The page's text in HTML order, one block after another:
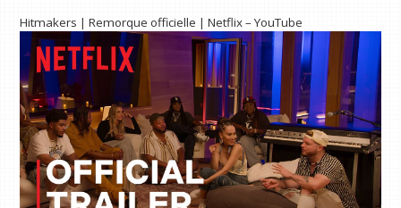
Hitmakers | Remorque officielle | Netflix – YouTube